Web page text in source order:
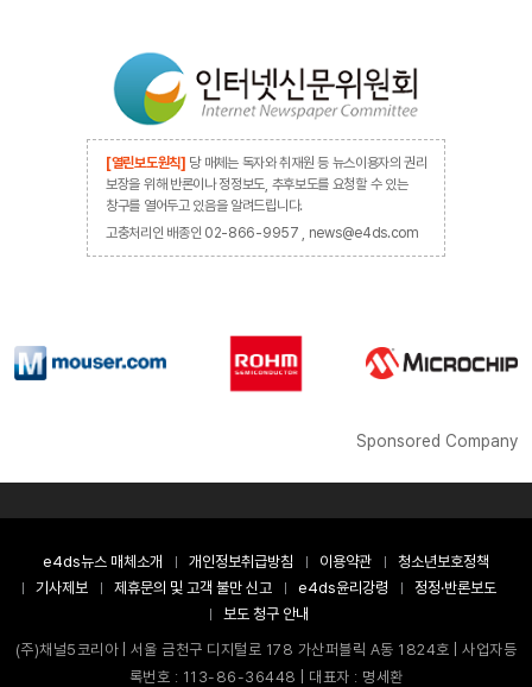
[열린보도원칙] 당 매체는 독자와 취재원 등 뉴스이용자의 권리
보장을 위해 반론이나 정정보도, 추후보도를 요청할 수 있는
창구를 열어두고 있음을 알려드립니다.
고충처리인 배종인 02-866-9957 , news@e4ds.com
Sponsored Company
e4ds뉴스 매체소개 개인정보취급방침 이용약관
청소년보호정책
기사제보
제휴문의 및 고객 불만 신고 e4ds윤리강령
정정·반론보도
보도 청구 안내
(주)채널5코리아 | 서울 금천구 디지털로 178 가산퍼블릭 A동 1824호 | 사업자등
록번호 : 113-86-36448 | 대표자 : 명세환